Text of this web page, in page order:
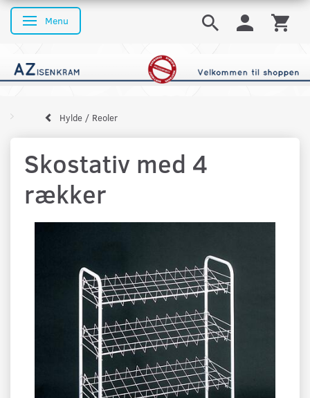
Skifte navigation
Menu
Hylde / Reoler
Skostativ med 4
rækker